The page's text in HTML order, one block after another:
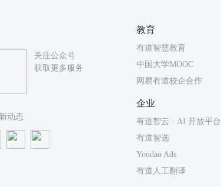
关注公众号
获取更多服务
动态
教育
有道智慧教育
中国大学MOOC
网易有道校企合作
企业
有道智云 · AI 开放平台
有道智选
Youdao Ads
有道人工翻译